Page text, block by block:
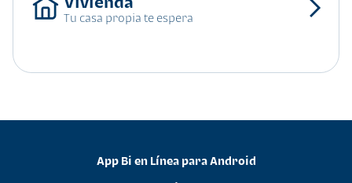
Tu casa propia te espera
App Bi en Línea para Android